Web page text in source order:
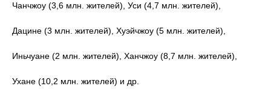
Чанчжоу (3,6 млн. жителей), Уси (4,7 млн. жителей),
Дацине (3 млн. жителей), Хуэйчжоу (5 млн. жителей),
Иньчуане (2 млн. жителей), Ханчжоу (8,7 млн. жителей),
Ухане (10,2 млн. жителей) и др.